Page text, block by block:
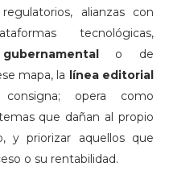
alianzas con
tecnológicas,
o de
mapa, la línea editorial
opera como
que dañan al propio
y priorizar aquellos que
o su rentabilidad.